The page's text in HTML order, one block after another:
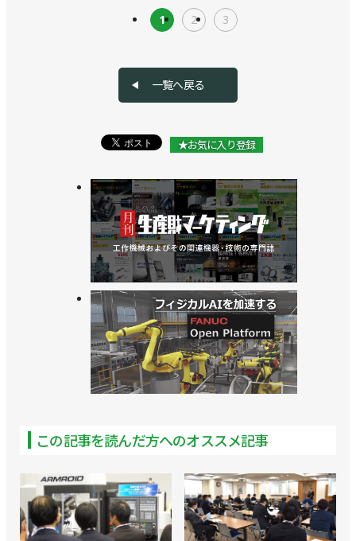
1 2 3
一覧へ戻る
★お気に入り登録
この記事を読んだ方へのオススメ記事